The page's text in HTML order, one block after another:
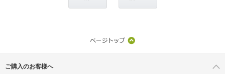
ご購入のお客様へ